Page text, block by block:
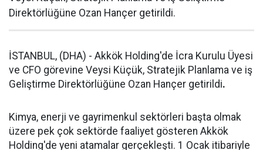
Direktörlüğüne Ozan Hançer getirildi.
İSTANBUL, (DHA) - Akkök Holding'de İcra Kurulu Üyesi
ve CFO görevine Veysi Küçük, Stratejik Planlama ve iş
Geliştirme Direktörlüğüne Ozan Hançer getirildi.
Kimya, enerji ve gayrimenkul sektörleri başta olmak
üzere pek çok sektörde faaliyet gösteren Akkök
Holding'de yeni atamalar gerçekleşti. 1 Ocak itibariyle